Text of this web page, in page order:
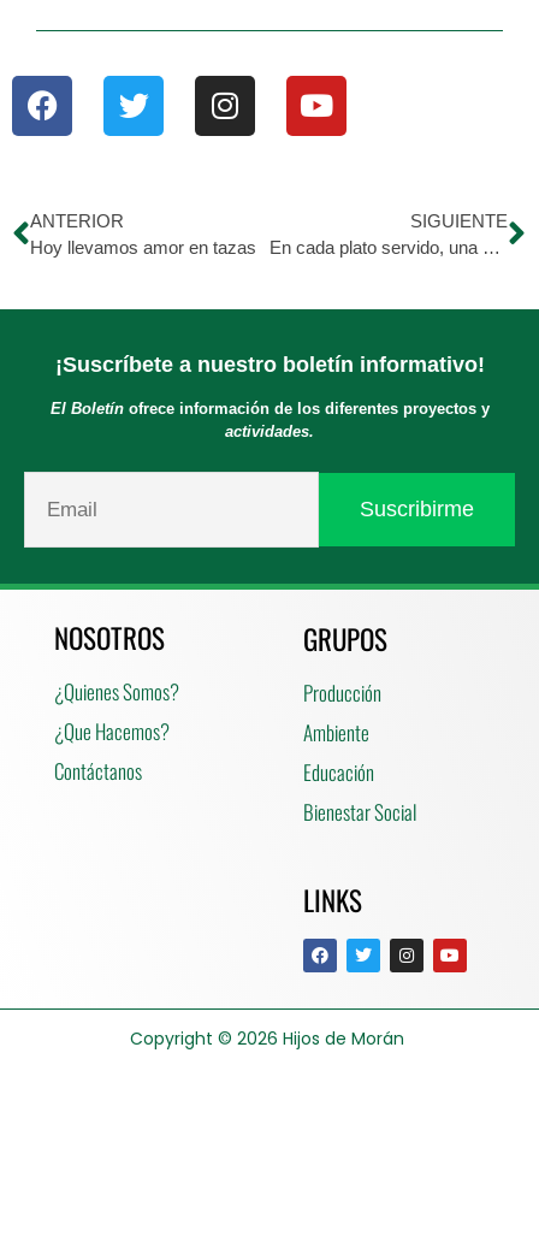
ANTERIOR
Hoy llevamos amor en tazas
SIGUIENTE
En cada plato servido, una esperanza renace
¡Suscríbete a nuestro boletín informativo!
El Boletínofrece información de los diferentes proyectos y
actividades.
NOSOTROS
¿Quienes Somos?
¿Que Hacemos?
Contáctanos
GRUPOS
Producción
Ambiente
Educación
Bienestar Social
LINKS
Copyright © 2026 Hijos de Morán